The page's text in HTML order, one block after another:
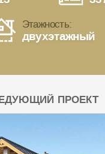
Этажность:
двухэтажный
ПРОЕКТ